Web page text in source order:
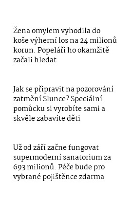
Žena omylem vyhodila do
koše výherní los na 24 milionů
korun. Popeláři ho okamžitě
začali hledat
Jak se připravit na pozorování
zatmění Slunce? Speciální
pomůcku si vyrobíte sami a
skvěle zabavíte děti
Už od září začne fungovat
supermoderní sanatorium za
693 milionů. Péče bude pro
vybrané pojištěnce zdarma